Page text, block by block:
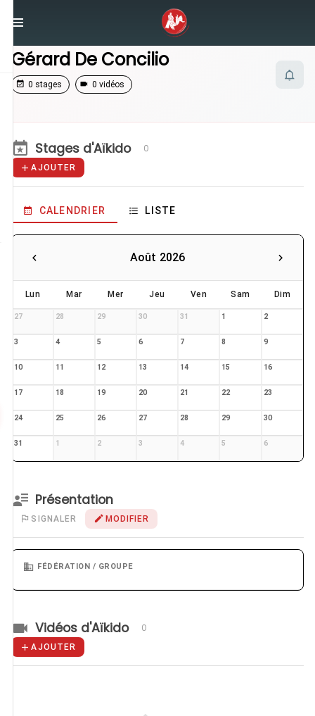
Gérard De Concilio
Gérard De Concilio
0 stages 0 vidéos
Stages d'Aïkido 0
AJOUTER
CALENDRIER LISTE
Août 2026
Lun Mar Mer Jeu Ven Sam Dim
27 28 29 30 31 1 2
3 4 5 6 7 8 9
10 11 12 13 14 15 16
17 18 19 20 21 22 23
24 25 26 27 28 29 30
31 1 2 3 4 5 6
Présentation
SIGNALER MODIFIER
FÉDÉRATION / GROUPE
Vidéos d'Aïkido 0
AJOUTER